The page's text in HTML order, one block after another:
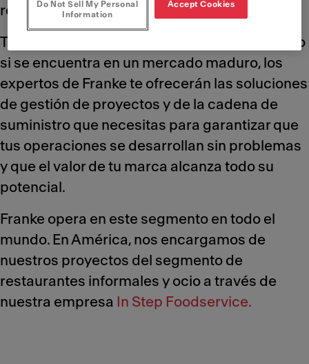
rentabilidad.
Tanto si tu concepto acaba de despegar como
si se encuentra en un mercado maduro, los
expertos de Franke te ofrecerán las soluciones
de gestión de proyectos y de la cadena de
suministro que necesitas para garantizar que
tus operaciones se desarrollan sin problemas
y que el valor de tu marca alcanza todo su
potencial.
Franke opera en este segmento en todo el
mundo. En América, nos encargamos de
nuestros proyectos del segmento de
restaurantes informales y ocio a través de
nuestra empresa
In Step Foodservice.
Do Not Sell My Personal
Information
Accept Cookies